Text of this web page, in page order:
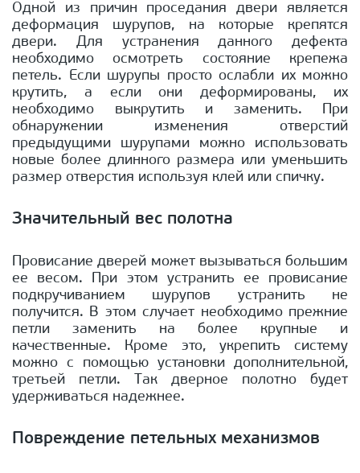
Одной из причин проседания двери является
деформация шурупов, на которые крепятся
двери. Для устранения данного дефекта
необходимо осмотреть состояние крепежа
петель. Если шурупы просто ослабли их можно
крутить, а если они деформированы, их
необходимо выкрутить и заменить. При
обнаружении изменения отверстий
предыдущими шурупами можно использовать
новые более длинного размера или уменьшить
размер отверстия используя клей или спичку.
Значительный вес полотна
Провисание дверей может вызываться большим
ее весом. При этом устранить ее провисание
подкручиванием шурупов устранить не
получится. В этом случает необходимо прежние
петли заменить на более крупные и
качественные. Кроме это, укрепить систему
можно с помощью установки дополнительной,
третьей петли. Так дверное полотно будет
удерживаться надежнее.
Повреждение петельных механизмов